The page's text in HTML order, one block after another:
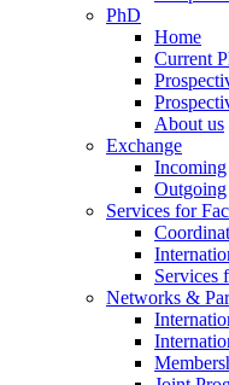
PhD
Home
Current
About us
Exchange
Incoming
Outgoing
Services for
Services
Networks &